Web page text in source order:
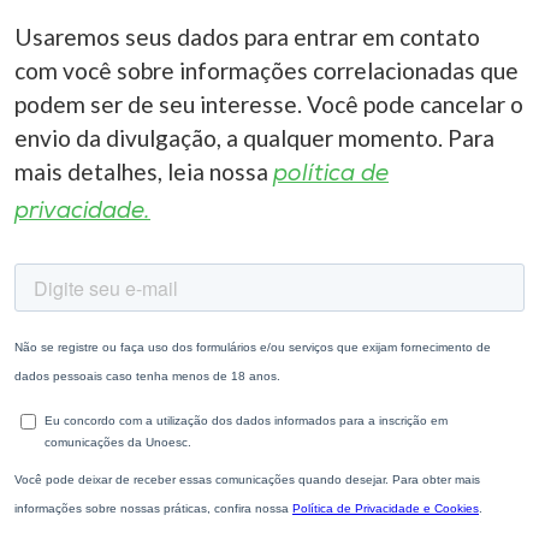
Usaremos seus dados para entrar em contato
com você sobre informações correlacionadas que
podem ser de seu interesse. Você pode cancelar o
envio da divulgação, a qualquer momento. Para
mais detalhes, leia nossa política de
privacidade.